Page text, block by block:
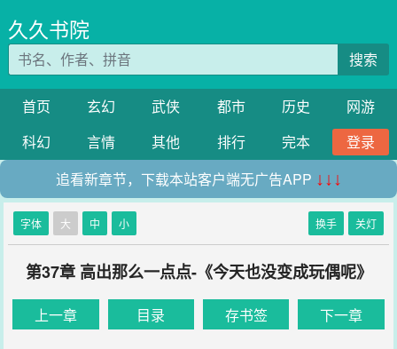
久久书院
搜索
首页 玄幻 武侠 都市 历史
网游
科幻
言情 其他 排行 完本
登录
追看新章节，下载本站客户端无广告APP ↓↓↓
字体 大 中 小 换手 关灯
第37章 高出那么一点点-《今天也没变成玩偶呢》
上一章 目录 存书签 下一章